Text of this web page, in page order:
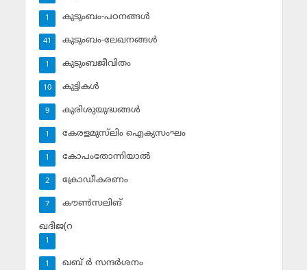
കുടുംബം-പഠനങ്ങള്‍
1
കുടുംബം-ലേഖനങ്ങള്‍
41
കുടുംബജീവിതം
1
കുട്ടികള്‍
10
കുരിശുയുദ്ധങ്ങള്‍
9
കേരളമുസ്‌ലിം ഐക്യസംഘം
1
കോപംതോന്നിയാല്‍
1
ക്രോഡീകരണം
2
കൗണ്‍സലിങ്‌
7
ഖദീജ(റ
1
ഖബ് ര്‍ സന്ദര്‍ശനം
1